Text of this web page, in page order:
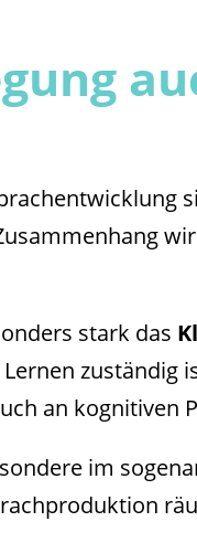
stark das
zuständig
an kognitiven
im